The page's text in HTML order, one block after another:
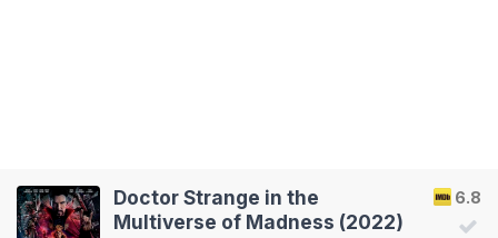
6.8
Doctor Strange in the
Multiverse of Madness (2022)